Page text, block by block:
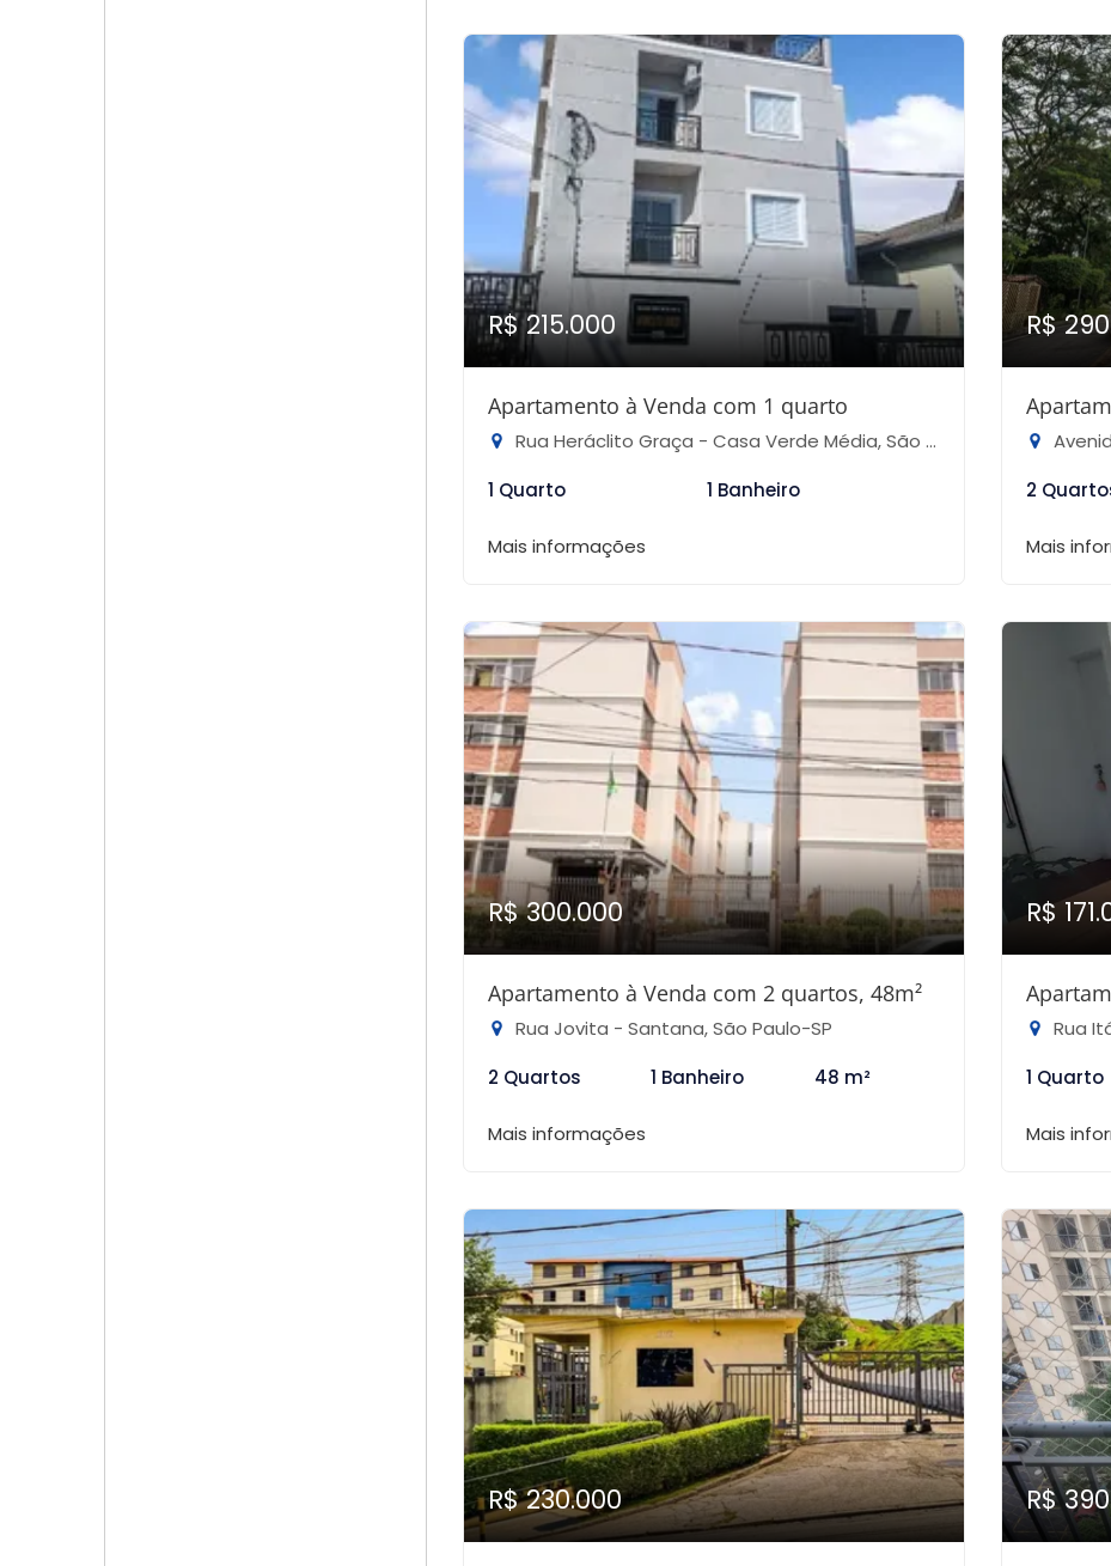
R$ 215.000
Apartamento à Venda com 1 quarto
Rua Heráclito Graça - Casa Verde Média, São Paulo-SP
1 Quarto
1 Banheiro
Mais informações
R$
Avenida
2
Mais
R$ 300.000
Apartamento à Venda com 2 quartos, 48m²
Rua Jovita - Santana, São Paulo-SP
2 Quartos
1 Banheiro 48 m²
Mais informações
R$
Rua
1 Quarto
Mais
R$ 230.000 R$